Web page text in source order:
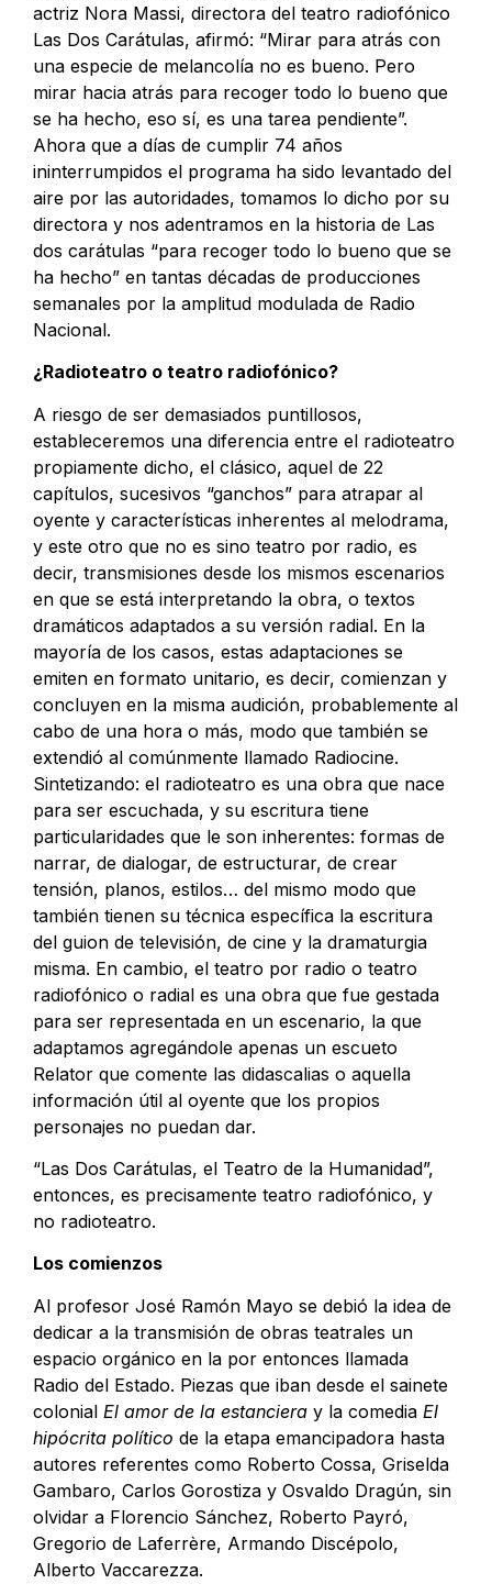
actriz Nora Massi, directora del teatro radiofónico
Las Dos Carátulas, afirmó: “Mirar para atrás con
una especie de melancolía no es bueno. Pero
mirar hacia atrás para recoger todo lo bueno que
se ha hecho, eso sí, es una tarea pendiente”.
Ahora que a días de cumplir 74 años
ininterrumpidos el programa ha sido levantado del
aire por las autoridades, tomamos lo dicho por su
directora y nos adentramos en la historia de Las
dos carátulas “para recoger todo lo bueno que se
ha hecho” en tantas décadas de producciones
semanales por la amplitud modulada de Radio
Nacional.
¿Radioteatro o teatro radiofónico?
A riesgo de ser demasiados puntillosos,
estableceremos una diferencia entre el radioteatro
propiamente dicho, el clásico, aquel de 22
capítulos, sucesivos “ganchos” para atrapar al
oyente y características inherentes al melodrama,
y este otro que no es sino teatro por radio, es
decir, transmisiones desde los mismos escenarios
en que se está interpretando la obra, o textos
dramáticos adaptados a su versión radial. En la
mayoría de los casos, estas adaptaciones se
emiten en formato unitario, es decir, comienzan y
concluyen en la misma audición, probablemente al
cabo de una hora o más, modo que también se
extendió al comúnmente llamado Radiocine.
Sintetizando: el radioteatro es una obra que nace
para ser escuchada, y su escritura tiene
particularidades que le son inherentes: formas de
narrar, de dialogar, de estructurar, de crear
tensión, planos, estilos… del mismo modo que
también tienen su técnica específica la escritura
del guion de televisión, de cine y la dramaturgia
misma. En cambio, el teatro por radio o teatro
radiofónico o radial es una obra que fue gestada
para ser representada en un escenario, la que
adaptamos agregándole apenas un escueto
Relator que comente las didascalias o aquella
información útil al oyente que los propios
personajes no puedan dar.
“Las Dos Carátulas, el Teatro de la Humanidad”,
entonces, es precisamente teatro radiofónico, y
no radioteatro.
Los comienzos
Al profesor José Ramón Mayo se debió la idea de
dedicar a la transmisión de obras teatrales un
espacio orgánico en la por entonces llamada
Radio del Estado. Piezas que iban desde el sainete
colonial El amor de la estanciera y la comedia El
hipócrita político de la etapa emancipadora hasta
autores referentes como Roberto Cossa, Griselda
Gambaro, Carlos Gorostiza y Osvaldo Dragún, sin
olvidar a Florencio Sánchez, Roberto Payró,
Gregorio de Laferrère, Armando Discépolo,
Alberto Vaccarezza.